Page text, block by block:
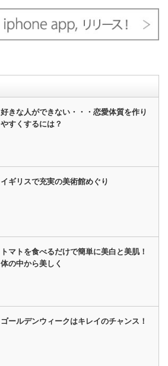
好きな人ができない・・・恋愛体質を作り
やすくするには？
イギリスで充実の美術館めぐり
トマトを食べるだけで簡単に美白と美肌！
体の中から美しく
ゴールデンウィークはキレイのチャンス！